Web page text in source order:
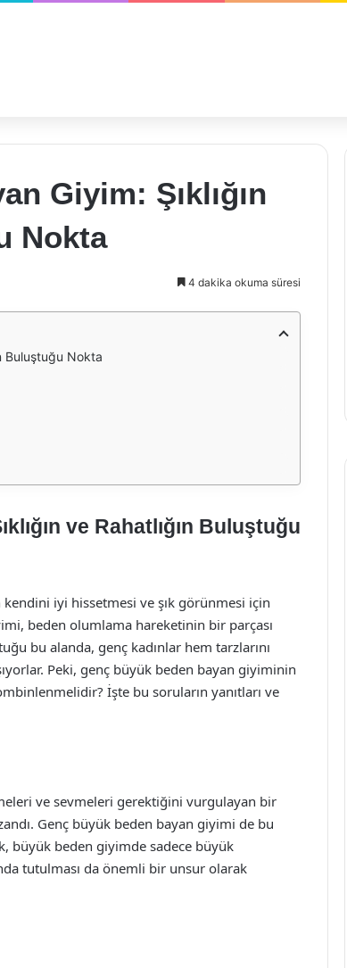
Giyim: Şıklığın
Nokta
4 dakika okuma süresi
Buluştuğu Nokta
ve Rahatlığın Buluştuğu
iyi hissetmesi ve şık görünmesi için
beden olumlama hareketinin bir parçası
bu alanda, genç kadınlar hem tarzlarını
Peki, genç büyük beden bayan giyiminin
İşte bu soruların yanıtları ve
ve sevmeleri gerektiğini vurgulayan bir
Genç büyük beden bayan giyimi de bu
büyük beden giyimde sadece büyük
tutulması da önemli bir unsur olarak